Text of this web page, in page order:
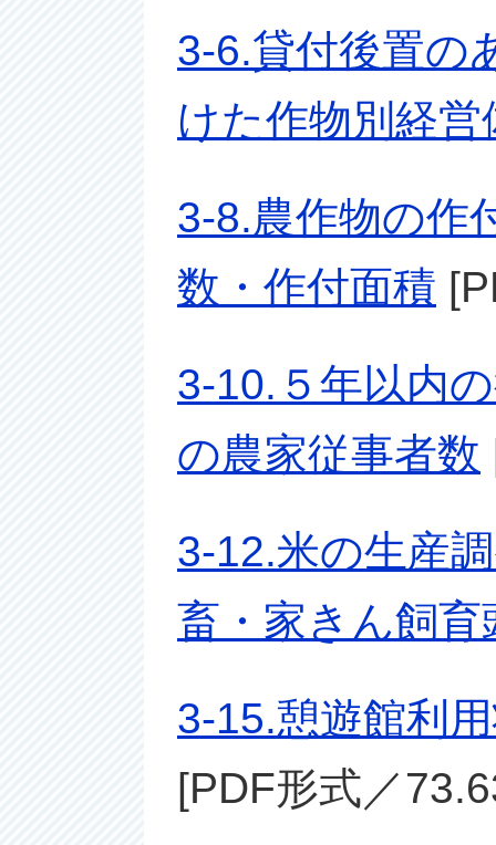
3-6.貸付後置の
けた作物別経
3-8.農作物の作
数・作付面積
3-10.５年以内
の農家従事者数
3-12.米の生産
畜・家きん飼育
3-15.憩遊館利
[PDF形式／